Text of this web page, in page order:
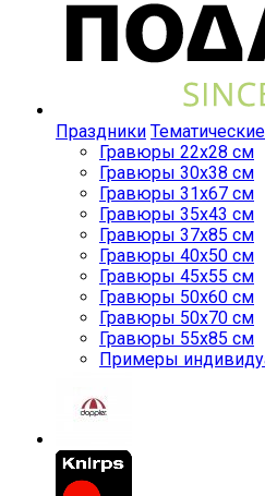
Праздники
Гравюры 22x28 см
Гравюры 30x38 см
Гравюры 31x67 см
Гравюры 35x43 см
Гравюры 37x85 см
Гравюры 40x50 см
Гравюры 45x55 см
Гравюры 50x60 см
Гравюры 50x70 см
Гравюры 55x85 см
Примеры